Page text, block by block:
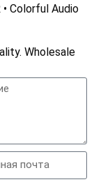
белый/черный/
Colorful Audio
Wholesale